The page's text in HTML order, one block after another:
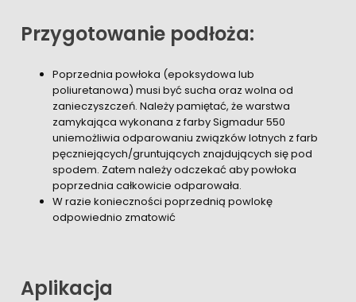
Przygotowanie podłoża:
Poprzednia powłoka (epoksydowa lub
poliuretanowa) musi być sucha oraz wolna od
zanieczyszczeń. Należy pamiętać, że warstwa
zamykająca wykonana z farby Sigmadur 550
uniemożliwia odparowaniu związków lotnych z farb
pęczniejących/gruntujących znajdujących się pod
spodem. Zatem należy odczekać aby powłoka
poprzednia całkowicie odparowała.
W razie konieczności poprzednią powlokę
odpowiednio zmatowić
Aplikacja